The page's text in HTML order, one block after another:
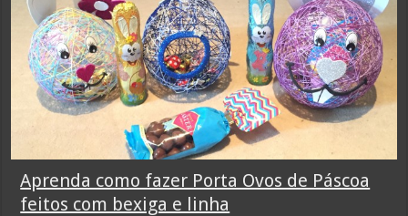
Aprenda como fazer Porta Ovos de Páscoa
feitos com bexiga e linha